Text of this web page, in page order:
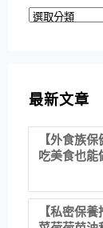
分
最新文章
【外食族
吃美食也能
【私密保